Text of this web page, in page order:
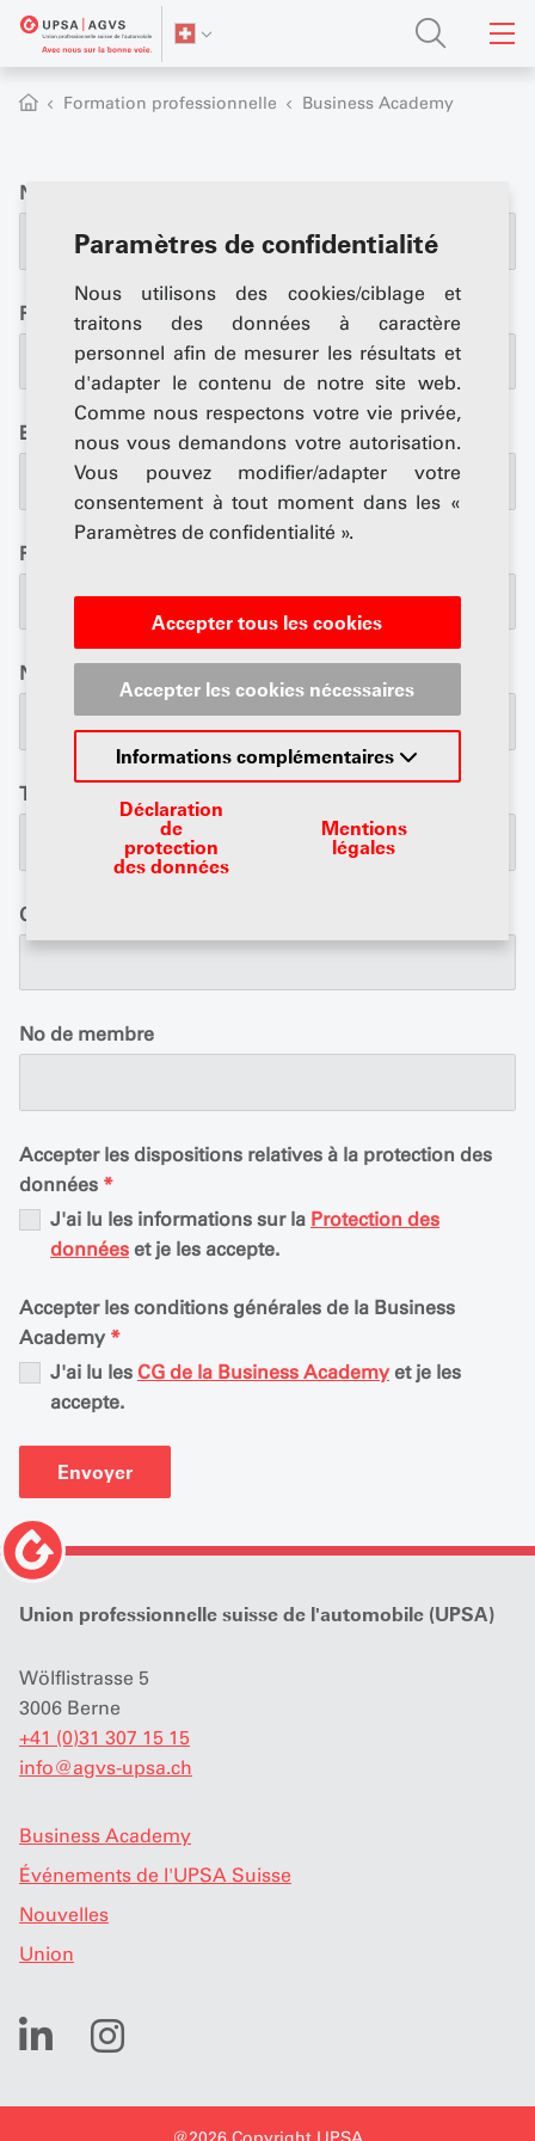
Paramètres de confidentialité
Nous utilisons des cookies/ciblage et
traitons des données à caractère
personnel afin de mesurer les résultats et
d'adapter le contenu de notre site web.
Comme nous respectons votre vie privée,
nous vous demandons votre autorisation.
Vous pouvez modifier/adapter votre
consentement à tout moment dans les «
Paramètres de confidentialité ».
Accepter tous les cookies
Accepter les cookies nécessaires
Informations complémentaires
Déclaration
de
protection
des données
Mentions
légales
Formation professionnelle Business Academy
Nom
Prénom *
Entreprise
Rue / No.
NPA/Lieu
Tél. prof.
Courriel
No de membre
Accepter les dispositions relatives à la protection des
données *
J'ai lu les informations sur la Protection des
données et je les accepte.
Accepter les conditions générales de la Business
Academy *
J'ai lu les CG de la Business Academyet je les
accepte.
Envoyer
Union professionnelle suisse de l'automobile (UPSA)
Wölflistrasse 5
3006 Berne
+41 (0)31 307 15 15
info@agvs-upsa.ch
Business Academy
Événements de l'UPSA Suisse
Nouvelles
Union